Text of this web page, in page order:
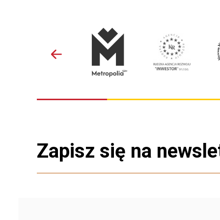
Zapisz się na